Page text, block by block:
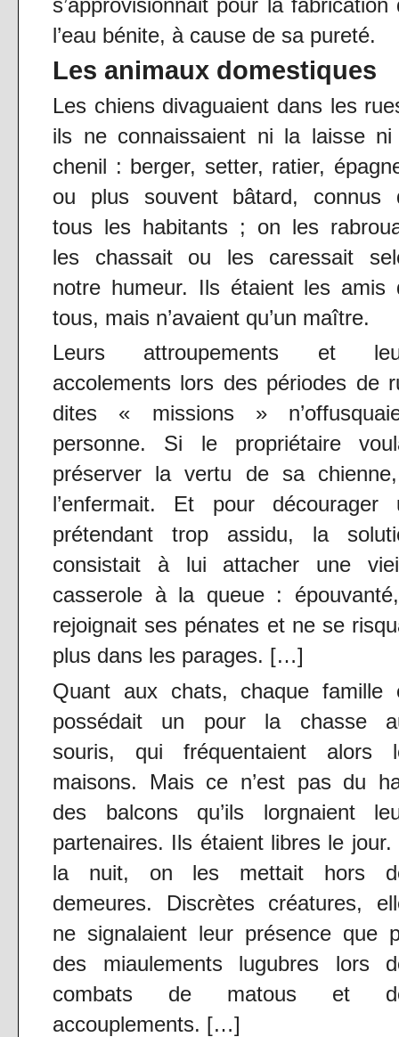
l’eau bénite, à cause de sa pureté.
Les animaux domestiques
Les chiens divaguaient dans les
ils ne connaissaient ni la laisse
chenil : berger, setter, ratier,
ou plus souvent bâtard, connus
tous les habitants ; on les
les chassait ou les caressait
notre humeur. Ils étaient les amis
tous, mais n’avaient qu’un maître.
Leurs attroupements et
accolements lors des périodes de
dites « missions »
personne. Si le propriétaire
préserver la vertu de sa
l’enfermait. Et pour décourager
prétendant trop assidu, la
consistait à lui attacher une
casserole à la queue :
rejoignait ses pénates et ne se
plus dans les parages. […]
Quant aux chats, chaque famille
possédait un pour la chasse
souris, qui fréquentaient alors
maisons. Mais ce n’est pas du
des balcons qu’ils lorgnaient
partenaires. Ils étaient libres le jour.
la nuit, on les mettait hors
demeures. Discrètes créatures,
ne signalaient leur présence que
des miaulements lugubres lors
combats de matous et
accouplements. […]